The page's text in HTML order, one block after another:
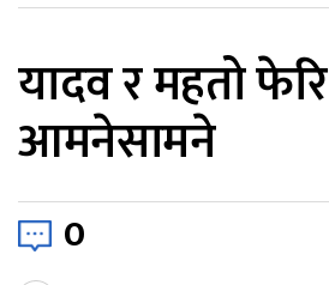
यादव र महतो फेरि
आमनेसामने
0